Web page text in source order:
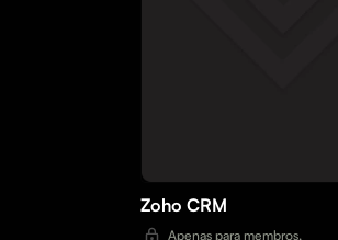
Zoho CRM
Apenas para membros.